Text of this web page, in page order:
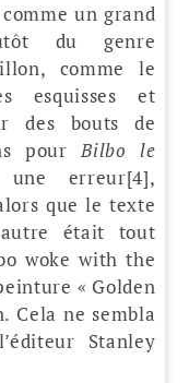
un grand
du genre
comme le
esquisses et
des bouts de
pourBilbo le
erreur[4],
que le texte
était tout
woke with the
« Golden
Cela ne sembla
Stanley